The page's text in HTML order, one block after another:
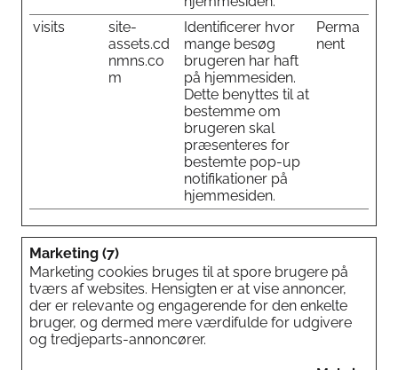
visits
site-
assets.cd
nmns.co
m
Identificerer hvor
mange besøg
brugeren har haft
på hjemmesiden.
Dette benyttes til at
bestemme om
brugeren skal
præsenteres for
bestemte pop-up
notifikationer på
hjemmesiden.
Perma
nent
Marketing (7)
Marketing cookies bruges til at spore brugere på
tværs af websites. Hensigten er at vise annoncer,
der er relevante og engagerende for den enkelte
bruger, og dermed mere værdifulde for udgivere
og tredjeparts-annoncører.